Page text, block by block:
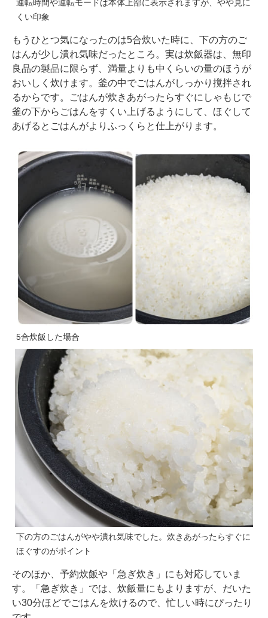
運転時間や運転モードは本体上部に表示されますが、やや見に
くい印象
もうひとつ気になったのは5合炊いた時に、下の方のご
はんが少し潰れ気味だったところ。実は炊飯器は、無印
良品の製品に限らず、満量よりも中くらいの量のほうが
おいしく炊けます。釜の中でごはんがしっかり撹拌され
るからです。ごはんが炊きあがったらすぐにしゃもじで
釜の下からごはんをすくい上げるようにして、ほぐして
あげるとごはんがよりふっくらと仕上がります。
5合炊飯した場合
下の方のごはんがやや潰れ気味でした。炊きあがったらすぐに
ほぐすのがポイント
そのほか、予約炊飯や「急ぎ炊き」にも対応していま
す。「急ぎ炊き」では、炊飯量にもよりますが、だいた
い30分ほどでごはんを炊けるので、忙しい時にぴったり